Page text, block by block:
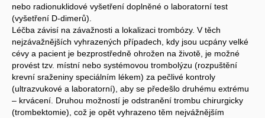
nebo radionuklidové vyšetření doplněné o laboratorní test
(vyšetření D-dimerů).
Léčba závisí na závažnosti a lokalizaci trombózy. V těch
nejzávažnějších vyhrazených případech, kdy jsou ucpány velké
cévy a pacient je bezprostředně ohrožen na životě, je možné
provést tzv. místní nebo systémovou trombolýzu (rozpuštění
krevní sraženiny speciálním lékem) za pečlivé kontroly
(ultrazvukové a laboratorní), aby se předešlo druhému extrému
– krvácení. Druhou možností je odstranění trombu chirurgicky
(trombektomie), což je opět vyhrazeno těm nejvážnějším